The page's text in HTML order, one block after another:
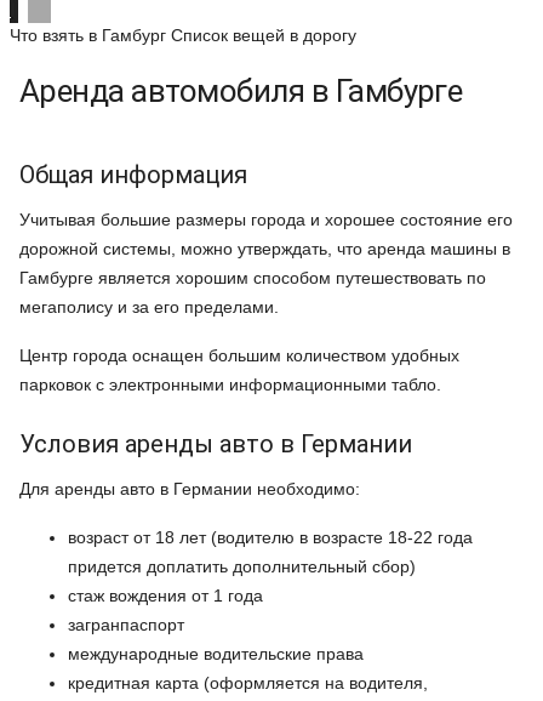
Что взять в Гамбург Список вещей в дорогу
Аренда автомобиля в Гамбурге
Общая информация
Учитывая большие размеры города и хорошее состояние его
дорожной системы, можно утверждать, что аренда машины в
Гамбурге является хорошим способом путешествовать по
мегаполису и за его пределами.
Центр города оснащен большим количеством удобных
парковок с электронными информационными табло.
Условия аренды авто в Германии
Для аренды авто в Германии необходимо:
возраст от 18 лет (водителю в возрасте 18-22 года
придется доплатить дополнительный сбор)
стаж вождения от 1 года
загранпаспорт
международные водительские права
кредитная карта (оформляется на водителя,